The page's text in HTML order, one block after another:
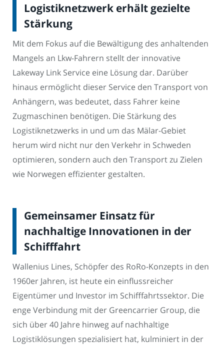
Logistiknetzwerk erhält gezielte
Stärkung
Mit dem Fokus auf die Bewältigung des anhaltenden
Mangels an Lkw-Fahrern stellt der innovative
Lakeway Link Service eine Lösung dar. Darüber
hinaus ermöglicht dieser Service den Transport von
Anhängern, was bedeutet, dass Fahrer keine
Zugmaschinen benötigen. Die Stärkung des
Logistiknetzwerks in und um das Mälar-Gebiet
herum wird nicht nur den Verkehr in Schweden
optimieren, sondern auch den Transport zu Zielen
wie Norwegen effizienter gestalten.
Gemeinsamer Einsatz für
nachhaltige Innovationen in der
Schifffahrt
Wallenius Lines, Schöpfer des RoRo-Konzepts in den
1960er Jahren, ist heute ein einflussreicher
Eigentümer und Investor im Schifffahrtssektor. Die
enge Verbindung mit der Greencarrier Group, die
sich über 40 Jahre hinweg auf nachhaltige
Logistiklösungen spezialisiert hat, kulminiert in der